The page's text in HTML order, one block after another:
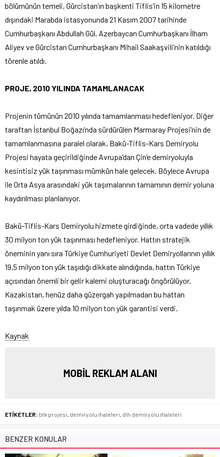
bölümünün temeli, Gürcistan’ın başkenti Tiflis’in 15 kilometre
dışındaki Marabda istasyonunda 21 Kasım 2007 tarihinde
Cumhurbaşkanı Abdullah Gül, Azerbaycan Cumhurbaşkanı İlham
Aliyev ve Gürcistan Cumhurbaşkanı Mihail Saakaşvili’nin katıldığı
törenle atıldı.
PROJE, 2010 YILINDA TAMAMLANACAK
Projenin tümünün 2010 yılında tamamlanması hedefleniyor. Diğer
taraftan İstanbul Boğazı’nda sürdürülen Marmaray Projesi’nin de
tamamlanmasına paralel olarak, Bakü-Tiflis-Kars Demiryolu
Projesi hayata geçirildiğinde Avrupa’dan Çin’e demiryoluyla
kesintisiz yük taşınması mümkün hale gelecek. Böylece Avrupa
ile Orta Asya arasındaki yük taşımalarının tamamının demir yoluna
kaydırılması planlanıyor.
Bakü-Tiflis-Kars Demiryolu hizmete girdiğinde, orta vadede yıllık
30 milyon ton yük taşınması hedefleniyor. Hattın stratejik
öneminin yanı sıra Türkiye Cumhuriyeti Devlet Demiryollarının yıllık
19,5 milyon ton yük taşıdığı dikkate alındığında, hattın Türkiye
açısından önemli bir gelir kalemi oluşturacağı öngörülüyor.
Kazakistan, henüz daha güzergah yapılmadan bu hattan
taşınmak üzere yılda 10 milyon ton yük garantisi verdi.
Kaynak
MOBİL REKLAM ALANI
ETİKETLER: btk projesi demiryolu ihaleleri dlh demiryolu ihaleleri
BENZER KONULAR